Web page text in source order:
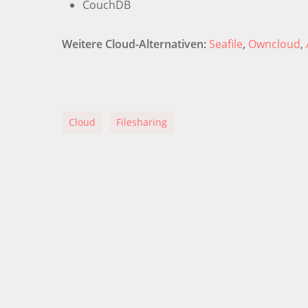
CouchDB
Weitere Cloud-Alternativen: Seafile, Owncloud,
Cloud Filesharing